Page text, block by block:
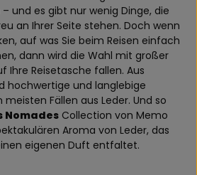
und es gibt nur wenig Dinge, die
an Ihrer Seite stehen. Doch wenn
auf was Sie beim Reisen einfach
dann wird die Wahl mit großer
Ihre Reisetasche fallen. Aus
hochwertige und langlebige
Fällen aus Leder. Und so
Nomades Collection von Memo
Aroma von Leder, das
eigenen Duft entfaltet.